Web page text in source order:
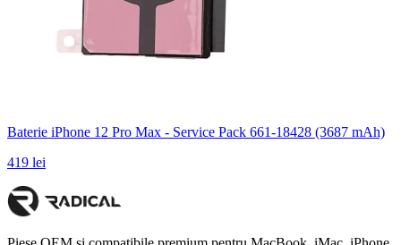
Baterie iPhone 12 Pro Max - Service Pack 661-18428 (3687 mAh)
419 lei